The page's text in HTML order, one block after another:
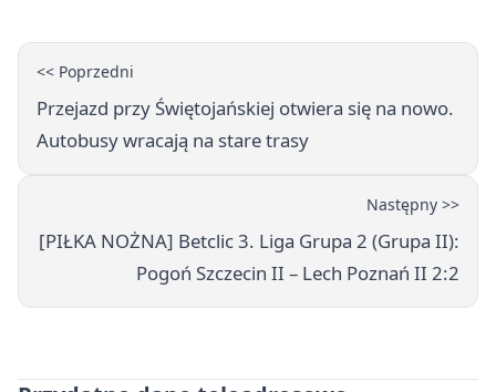
<< Poprzedni
Przejazd przy Świętojańskiej otwiera się na nowo.
Autobusy wracają na stare trasy
Następny >>
[PIŁKA NOŻNA] Betclic 3. Liga Grupa 2 (Grupa II):
Pogoń Szczecin II – Lech Poznań II 2:2